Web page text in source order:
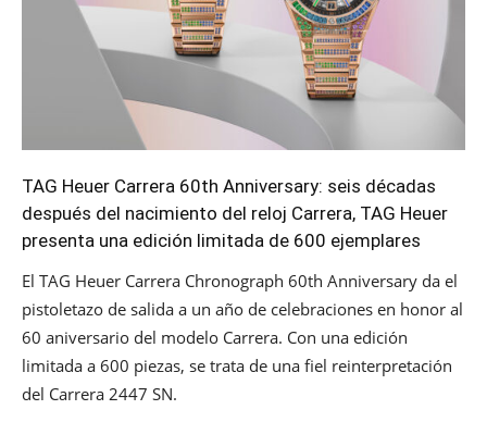
TAG Heuer Carrera 60th Anniversary: seis décadas
después del nacimiento del reloj Carrera, TAG Heuer
presenta una edición limitada de 600 ejemplares
El TAG Heuer Carrera Chronograph 60th Anniversary da el
pistoletazo de salida a un año de celebraciones en honor al
60 aniversario del modelo Carrera. Con una edición
limitada a 600 piezas, se trata de una fiel reinterpretación
del Carrera 2447 SN.